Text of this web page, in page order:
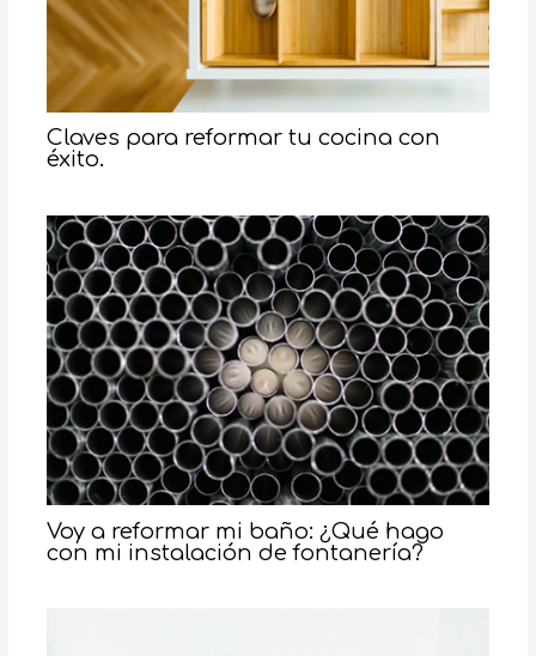
Claves para reformar tu cocina con
éxito.
Voy a reformar mi baño: ¿Qué hago
con mi instalación de fontanería?